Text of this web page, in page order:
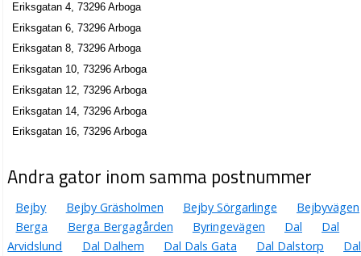
Eriksgatan 4, 73296 Arboga
Eriksgatan 6, 73296 Arboga
Eriksgatan 8, 73296 Arboga
Eriksgatan 10, 73296 Arboga
Eriksgatan 12, 73296 Arboga
Eriksgatan 14, 73296 Arboga
Eriksgatan 16, 73296 Arboga
Andra gator inom samma postnummer
Bejby Bejby Gräsholmen Bejby Sörgarlinge
Bejbyvägen
Berga
Berga Bergagården Byringevägen Dal
Dal
Arvidslund
Dal Dalhem Dal Dals Gata Dal Dalstorp
Dal